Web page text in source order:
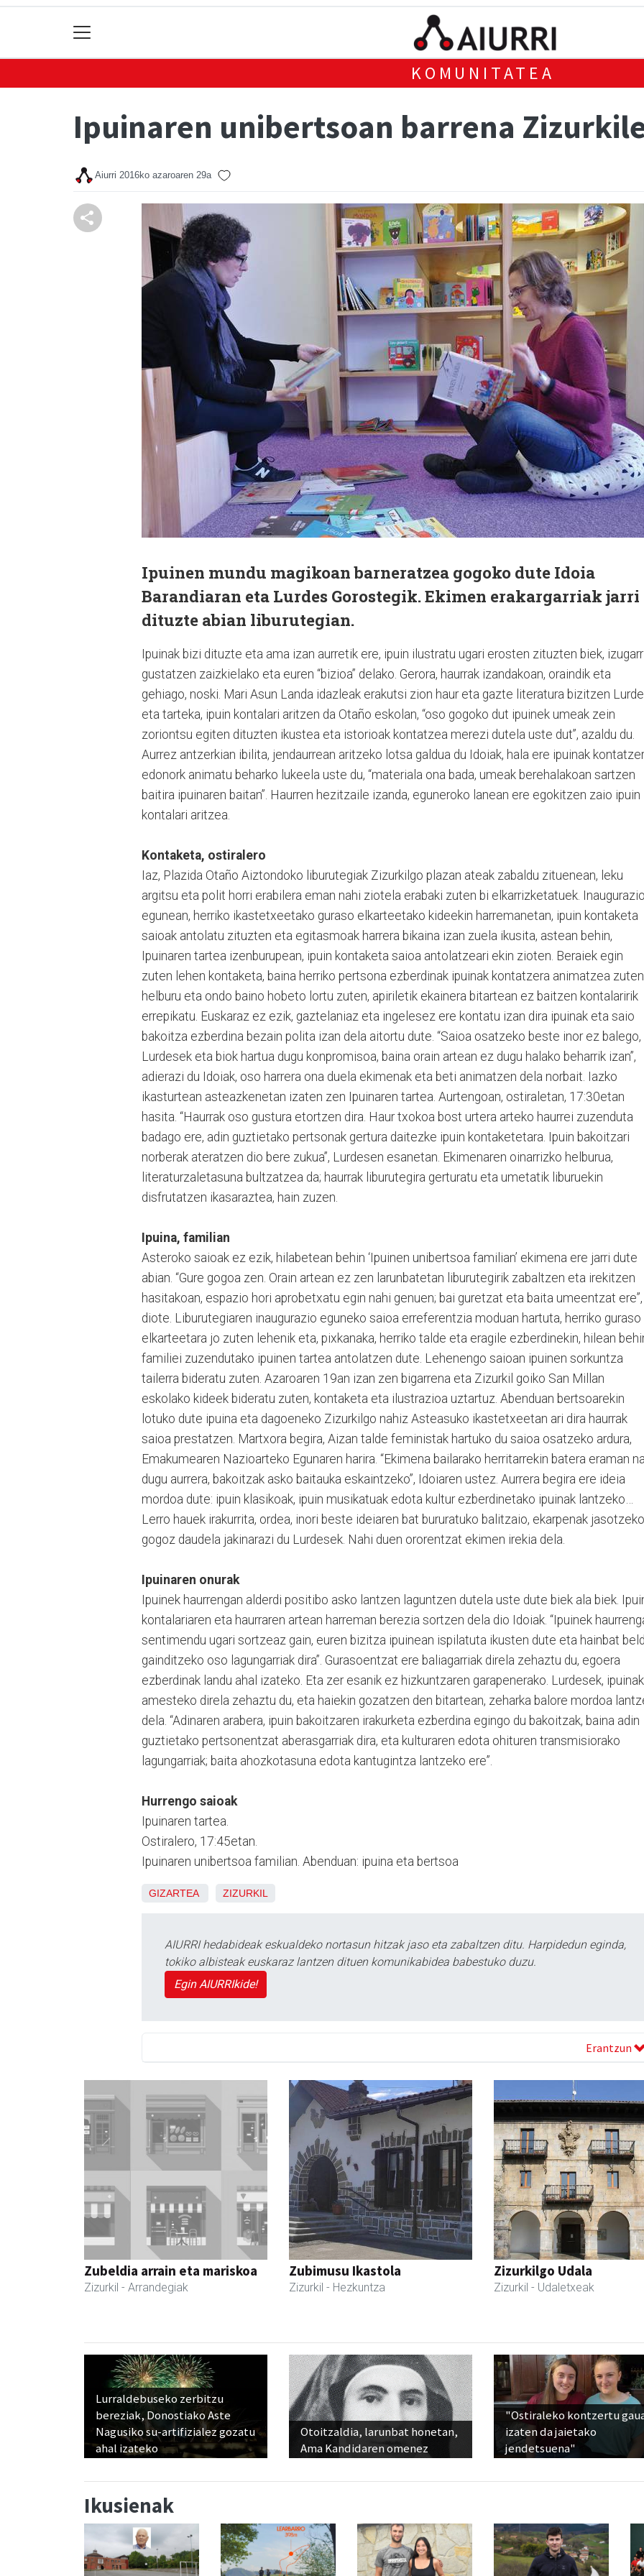
KOMUNITATEA
Ipuinaren unibertsoan barrena
Aiurri 2016ko azaroaren 29a
Ipuinen mundu magikoan barneratzea gogoko dute Idoia
Barandiaran eta Lurdes Gorostegik. Ekimen erakargarriak jarri
dituzte abian liburutegian.
Ipuinak bizi dituzte eta ama izan aurretik ere, ipuin ilustratu ugari erosten zituzten biek,
gustatzen zaizkielako eta euren “bizioa” delako. Gerora, haurrak izandakoan, oraindik eta
gehiago, noski. Mari Asun Landa idazleak erakutsi zion haur eta gazte literatura bizitzen
eta tarteka, ipuin kontalari aritzen da Otaño eskolan, “oso gogoko dut ipuinek umeak zein
zoriontsu egiten dituzten ikustea eta istorioak kontatzea merezi dutela uste dut”, azaldu du.
Aurrez antzerkian ibilita, jendaurrean aritzeko lotsa galdua du Idoiak, hala ere ipuinak
edonork animatu beharko lukeela uste du, “materiala ona bada, umeak berehalakoan sartzen
baitira ipuinaren baitan”. Haurren hezitzaile izanda, eguneroko lanean ere egokitzen zaio ipuin
kontalari aritzea.
Kontaketa, ostiralero
Iaz, Plazida Otaño Aiztondoko liburutegiak Zizurkilgo plazan ateak zabaldu zituenean, leku
argitsu eta polit horri erabilera eman nahi ziotela erabaki zuten bi elkarrizketatuek. Inaugurazio
egunean, herriko ikastetxeetako guraso elkarteetako kideekin harremanetan, ipuin kontaketa
saioak antolatu zituzten eta egitasmoak harrera bikaina izan zuela ikusita, astean behin,
Ipuinaren tartea izenburupean, ipuin kontaketa saioa antolatzeari ekin zioten. Beraiek egin
zuten lehen kontaketa, baina herriko pertsona ezberdinak ipuinak kontatzera animatzea zuten
helburu eta ondo baino hobeto lortu zuten, apiriletik ekainera bitartean ez baitzen kontalaririk
errepikatu. Euskaraz ez ezik, gaztelaniaz eta ingelesez ere kontatu izan dira ipuinak eta saio
bakoitza ezberdina bezain polita izan dela aitortu dute. “Saioa osatzeko beste inor ez balego,
Lurdesek eta biok hartua dugu konpromisoa, baina orain artean ez dugu halako beharrik izan”,
adierazi du Idoiak, oso harrera ona duela ekimenak eta beti animatzen dela norbait. Iazko
ikasturtean asteazkenetan izaten zen Ipuinaren tartea. Aurtengoan, ostiraletan, 17:30etan
hasita. “Haurrak oso gustura etortzen dira. Haur txokoa bost urtera arteko haurrei zuzenduta
badago ere, adin guztietako pertsonak gertura daitezke ipuin kontaketetara. Ipuin bakoitzari
norberak ateratzen dio bere zukua”, Lurdesen esanetan. Ekimenaren oinarrizko helburua,
literaturzaletasuna bultzatzea da; haurrak liburutegira gerturatu eta umetatik liburuekin
disfrutatzen ikasaraztea, hain zuzen.
Ipuina, familian
Asteroko saioak ez ezik, hilabetean behin ‘Ipuinen unibertsoa familian’ ekimena ere jarri dute
abian. “Gure gogoa zen. Orain artean ez zen larunbatetan liburutegirik zabaltzen eta irekitzen
hasitakoan, espazio hori aprobetxatu egin nahi genuen; bai guretzat eta baita umeentzat ere”,
diote. Liburutegiaren inaugurazio eguneko saioa erreferentzia moduan hartuta, herriko guraso
elkarteetara jo zuten lehenik eta, pixkanaka, herriko talde eta eragile ezberdinekin, hilean
familiei zuzendutako ipuinen tartea antolatzen dute. Lehenengo saioan ipuinen sorkuntza
tailerra bideratu zuten. Azaroaren 19an izan zen bigarrena eta Zizurkil goiko San Millan
eskolako kideek bideratu zuten, kontaketa eta ilustrazioa uztartuz. Abenduan bertsoarekin
lotuko dute ipuina eta dagoeneko Zizurkilgo nahiz Asteasuko ikastetxeetan ari dira haurrak
saioa prestatzen. Martxora begira, Aizan talde feministak hartuko du saioa osatzeko ardura,
Emakumearen Nazioarteko Egunaren harira. “Ekimena bailarako herritarrekin batera eraman
dugu aurrera, bakoitzak asko baitauka eskaintzeko”, Idoiaren ustez. Aurrera begira ere ideia
mordoa dute: ipuin klasikoak, ipuin musikatuak edota kultur ezberdinetako ipuinak lantzeko…
Lerro hauek irakurrita, ordea, inori beste ideiaren bat bururatuko balitzaio, ekarpenak jasotzeko
gogoz daudela jakinarazi du Lurdesek. Nahi duen ororentzat ekimen irekia dela.
Ipuinaren onurak
Ipuinek haurrengan alderdi positibo asko lantzen laguntzen dutela uste dute biek ala biek.
kontalariaren eta haurraren artean harreman berezia sortzen dela dio Idoiak. “Ipuinek
sentimendu ugari sortzeaz gain, euren bizitza ipuinean ispilatuta ikusten dute eta hainbat
gainditzeko oso lagungarriak dira”. Gurasoentzat ere baliagarriak direla zehaztu du, egoera
ezberdinak landu ahal izateko. Eta zer esanik ez hizkuntzaren garapenerako. Lurdesek, ipuinak
amesteko direla zehaztu du, eta haiekin gozatzen den bitartean, zeharka balore mordoa
dela. “Adinaren arabera, ipuin bakoitzaren irakurketa ezberdina egingo du bakoitzak, baina adin
guztietako pertsonentzat aberasgarriak dira, eta kulturaren edota ohituren transmisiorako
lagungarriak; baita ahozkotasuna edota kantugintza lantzeko ere”.
Hurrengo saioak
Ipuinaren tartea.
Ostiralero, 17:45etan.
Ipuinaren unibertsoa familian. Abenduan: ipuina eta bertsoa
GIZARTEA ZIZURKIL
AIURRI hedabideak eskualdeko nortasun hitzak jaso eta zabaltzen ditu. Harpidedun eginda,
tokiko albisteak euskaraz lantzen dituen komunikabidea babestuko duzu.
Egin AIURRIkide!
Erantzun
Zubeldia arrain eta mariskoa
Zizurkil - Arrandegiak
Zubimusu Ikastola
Zizurkil - Hezkuntza
Zizurkilgo Udala
Zizurkil - Udaletxeak
Lurraldebuseko zerbitzu
bereziak, Donostiako Aste
Nagusiko su-artifizialez gozatu
ahal izateko
Otoitzaldia, larunbat honetan,
Ama Kandidaren omenez
"Ostiraleko kontzertu
izaten da jaietako
jendetsuena"
Ikusienak